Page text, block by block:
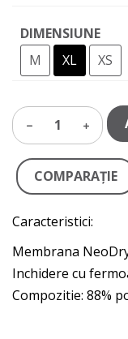
DIMENSIUNE
M
XL XS
1
COMPARAŢIE
Caracteristici:
Membrana
Inchidere cu
Compozitie: 88%